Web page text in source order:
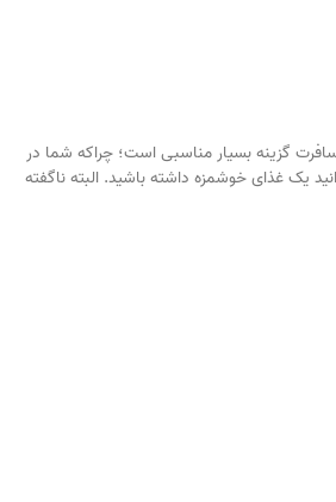
گزینه بسیار مناسبی است؛ چراکه شما در
یک غذای خوشمزه داشته باشید. البته ناگفته